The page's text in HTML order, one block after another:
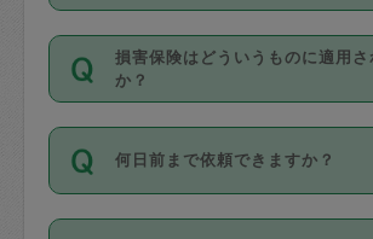
能です。依頼送信後、個別に
んにメッセージを送り調整して
い。ただし、２時間を越えての
時間も被らない場合、損害保険
基本的に、高所での作業や危
外での作業は対象外です。
育園や学校の給食やレストラ
係の専門職に従事されていた方
すでにハウスキーパーや英語の
てお仕事をしているフィリピ
社員など様々なバックグラウン
登録しています。
応募の際に、各自事務局との
を行っています。その後、身分
写真提出をしていただいてい
確認しています。タスカジさん
ング動画を使ったセルフトレ
損害保険はどういうものに適用さ
か？
依頼者とタスカジさんとの間
を通して成立した作業時間内で
適用されます。作業範囲は、
何日前まで依頼できますか？
ご依頼は、現在を起点に3日後